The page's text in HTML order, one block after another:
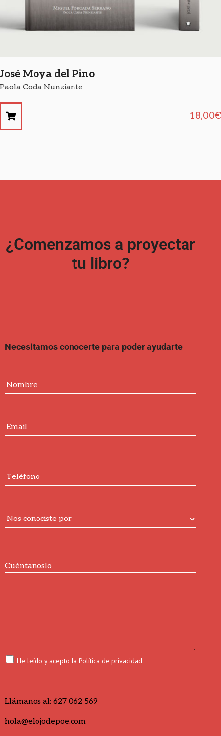
José Moya del Pino
Paola Coda Nunziante
18,00€
¿Comenzamos a proyectar
tu libro?
Necesitamos conocerte para poder ayudarte
Cuéntanoslo
He leído y acepto la Política de privacidad
Llámanos al: 627 062 569
hola@elojodepoe.com